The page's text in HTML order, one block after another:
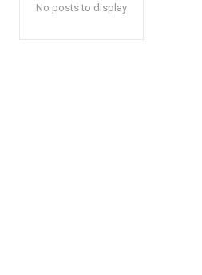
No posts to display